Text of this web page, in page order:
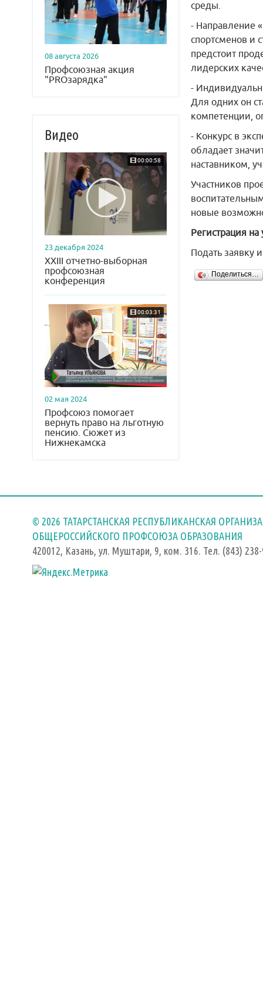
08 августа 2026
Профсоюзная акция
"PROзарядка"
Видео
00:00:58
23 декабря 2024
XXIII отчетно-выборная
профсоюзная
конференция
00:03:31
02 мая 2024
Профсоюз помогает
вернуть право на льготную
пенсию. Сюжет из
Нижнекамска
среды.
- Направление
спортсменов и
предстоит
лидерских
-
Для одних он
компетенции,
- Конкурс в
обладает
наставником,
Участников
новые
Регистрация
Подать заявку
Поделиться…
© 2026 ТАТАРСТАНСКАЯ РЕСПУБЛИКАНСКАЯ
ОБЩЕРОССИЙСКОГО ПРОФСОЮЗА ОБРАЗОВАНИЯ
420012, Казань, ул. Муштари, 9, ком. 316. Тел. (843)